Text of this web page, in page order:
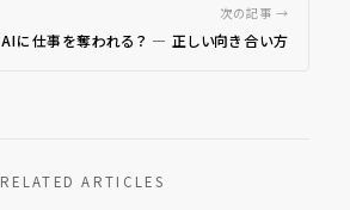
次の記事 →
AIに仕事を奪われる？ ― 正しい向き合い方
RELATED ARTICLES